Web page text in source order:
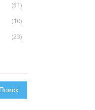
(51)
(10)
(23)